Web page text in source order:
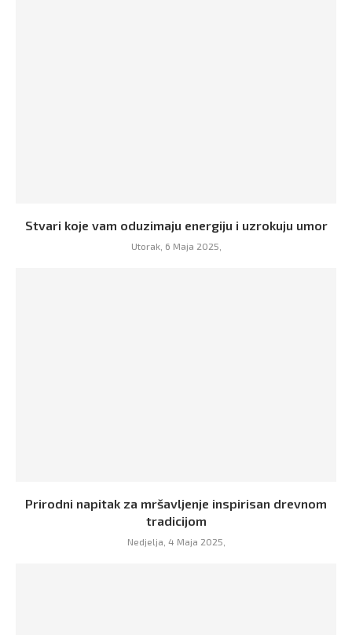
Stvari koje vam oduzimaju energiju i uzrokuju umor
Utorak, 6 Maja 2025,
Prirodni napitak za mršavljenje inspirisan drevnom
tradicijom
Nedjelja, 4 Maja 2025,